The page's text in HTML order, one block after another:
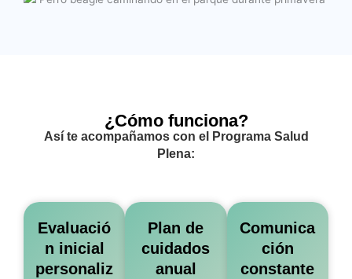
¿Cómo funciona?
Así te acompañamos con el Programa Salud
Plena:
Evaluació
n inicial
personaliz
Plan de
cuidados
anual
Comunica
ción
constante